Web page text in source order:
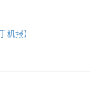
机报】